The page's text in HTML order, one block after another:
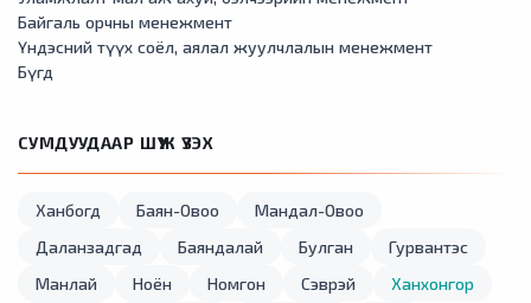
Байгаль орчны менежмент
Үндэсний түүх соёл, аялал жуулчлалын менежмент
Бүгд
СУМДУУДААР ШҮҮЖ ҮЗЭХ
Ханбогд Баян-Овоо
Мандал-Овоо
Даланзадгад
Баяндалай Булган
Гурвантэс
Манлай
Ноён Номгон Сэврэй
Ханхонгор